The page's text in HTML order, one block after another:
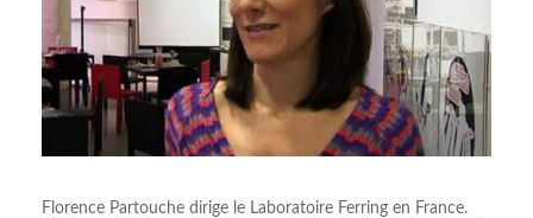
Florence Partouche dirige le Laboratoire Ferring en France.